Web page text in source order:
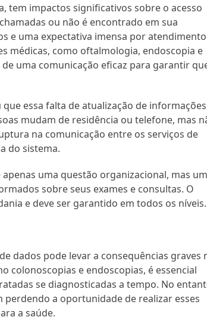
tem impactos significativos sobre o acesso
ou não é encontrado em sua
e uma expectativa imensa por atendimento
médicas, como oftalmologia, endoscopia e
uma comunicação eficaz para garantir
essa falta de atualização de informações
mudam de residência ou telefone, mas
na comunicação entre os serviços de
do sistema.
uma questão organizacional, mas
sobre seus exames e consultas. O
e deve ser garantido em todos os níveis.
dados pode levar a consequências graves
colonoscopias e endoscopias, é essencial
se diagnosticadas a tempo. No
a oportunidade de realizar esses
a saúde.